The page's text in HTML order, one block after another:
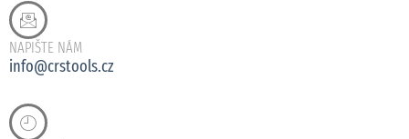
NAPIŠTE NÁM
info@crstools.cz